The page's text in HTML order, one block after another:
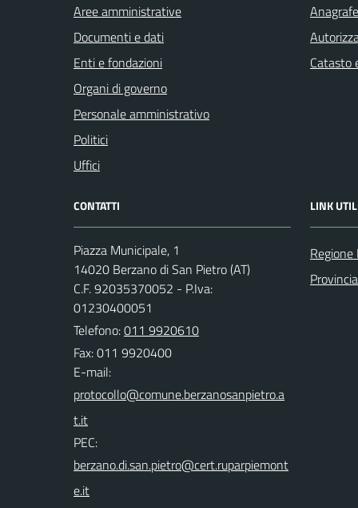
Aree amministrative
Documenti e dati
Enti e fondazioni
Organi di governo
Personale amministrativo
Politici
Uffici
Catasto
CONTATTI
Piazza Municipale, 1
14020 Berzano di San Pietro (AT)
C.F. 92035370052 - P.Iva:
01230400051
Telefono:011 9920610
Fax: 011 9920400
E-mail:
PEC:
LINK